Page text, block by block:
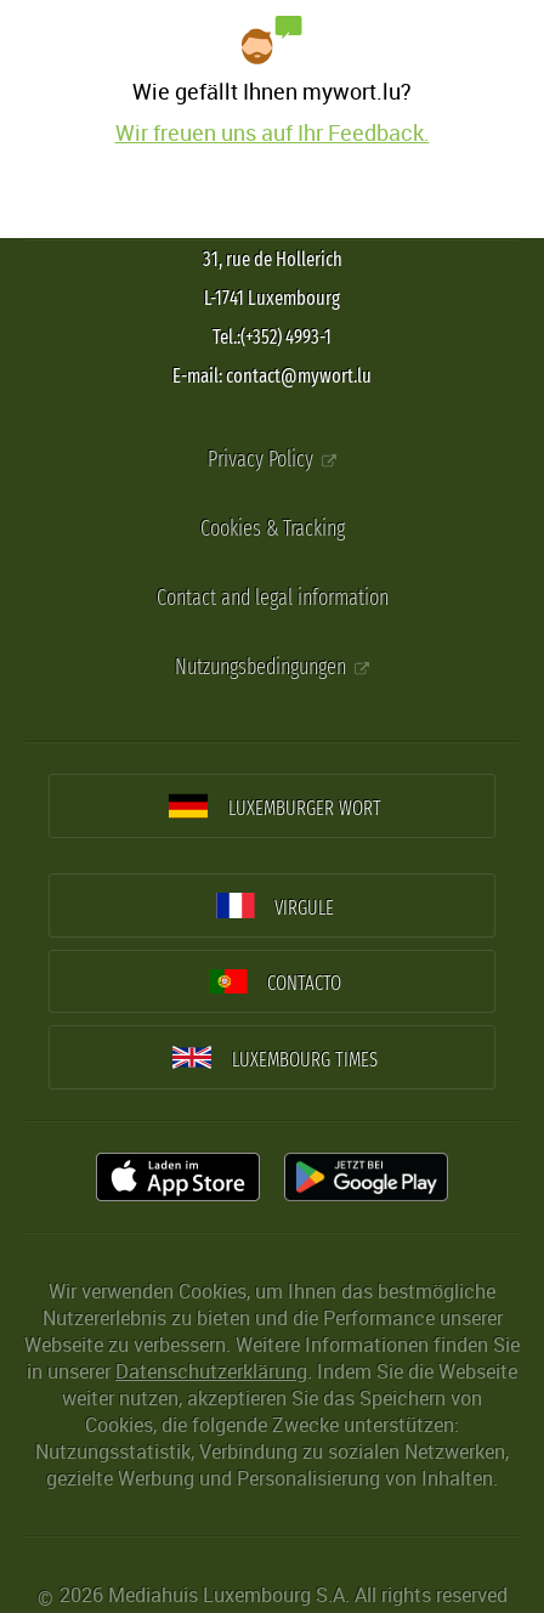
Wie gefällt Ihnen mywort.lu?
Wir freuen uns auf Ihr Feedback.
31, rue de Hollerich
L-1741 Luxembourg
Tel.:(+352) 4993-1
E-mail: contact@mywort.lu
Privacy Policy
Cookies & Tracking
Contact and legal information
Nutzungsbedingungen
LUXEMBURGER WORT
VIRGULE
CONTACTO
LUXEMBOURG TIMES
Wir verwenden Cookies, um Ihnen das bestmögliche
Nutzererlebnis zu bieten und die Performance unserer
Webseite zu verbessern. Weitere Informationen finden Sie
in unserer Datenschutzerklärung. Indem Sie die Webseite
weiter nutzen, akzeptieren Sie das Speichern von
Cookies, die folgende Zwecke unterstützen:
Nutzungsstatistik, Verbindung zu sozialen Netzwerken,
gezielte Werbung und Personalisierung von Inhalten.
© 2026 Mediahuis Luxembourg S.A. All rights reserved